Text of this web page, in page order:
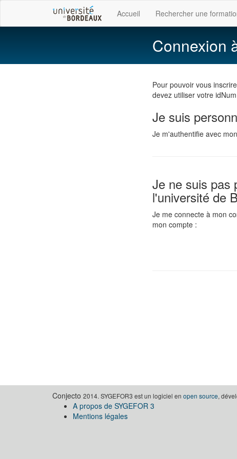
Accueil Rechercher une
Connexion
Pour pouvoir vous
devez utiliser votre
Je suis
Je m'authentifie avec
Je ne suis pas
l'université de
Je me connecte à mon
mon compte :
Conjecto 2014. SYGEFOR3 est un logiciel en open source,
A propos de SYGEFOR 3
Mentions légales